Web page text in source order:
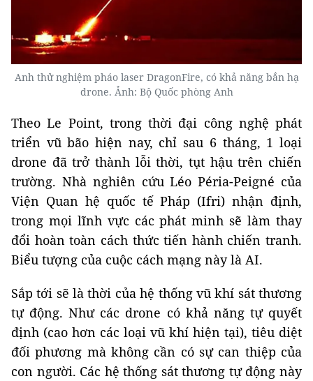
Anh thử nghiệm pháo laser DragonFire, có khả năng bắn hạ
drone. Ảnh: Bộ Quốc phòng Anh
Theo Le Point, trong thời đại công nghệ phát
triển vũ bão hiện nay, chỉ sau 6 tháng, 1 loại
drone đã trở thành lỗi thời, tụt hậu trên chiến
trường. Nhà nghiên cứu Léo Péria-Peigné của
Viện Quan hệ quốc tế Pháp (Ifri) nhận định,
trong mọi lĩnh vực các phát minh sẽ làm thay
đổi hoàn toàn cách thức tiến hành chiến tranh.
Biểu tượng của cuộc cách mạng này là AI.
Sắp tới sẽ là thời của hệ thống vũ khí sát thương
tự động. Như các drone có khả năng tự quyết
định (cao hơn các loại vũ khí hiện tại), tiêu diệt
đối phương mà không cần có sự can thiệp của
con người. Các hệ thống sát thương tự động này